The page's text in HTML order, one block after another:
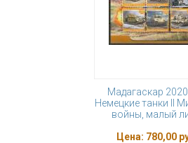
Мадагаскар 2020
Немецкие танки II
войны, малый
Цена: 780,00